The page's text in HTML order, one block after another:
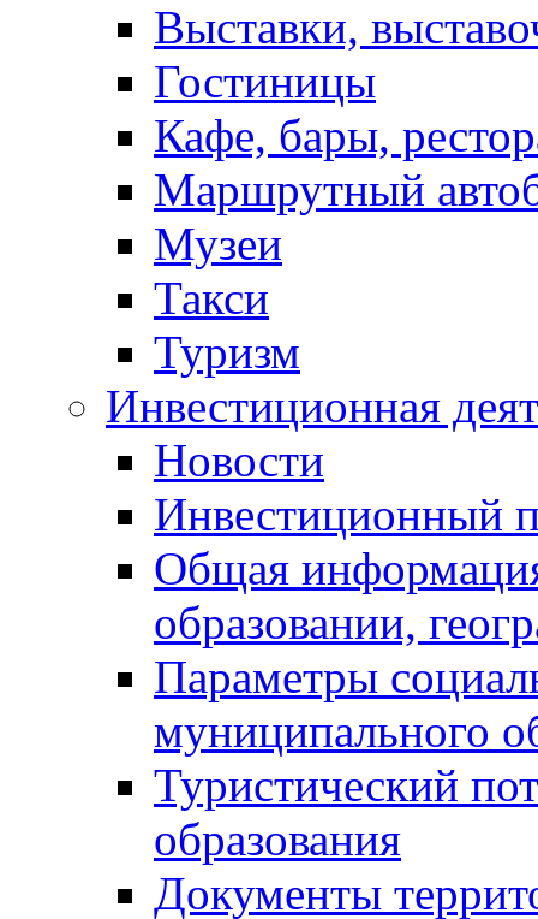
Выставки,
Гостиницы
Кафе, бары,
Маршрутный
Музеи
Такси
Туризм
Инвестиционная
Новости
Инвестиционный
Общая
образовании,
Параметры
муниципального
Туристический
образования
Документы